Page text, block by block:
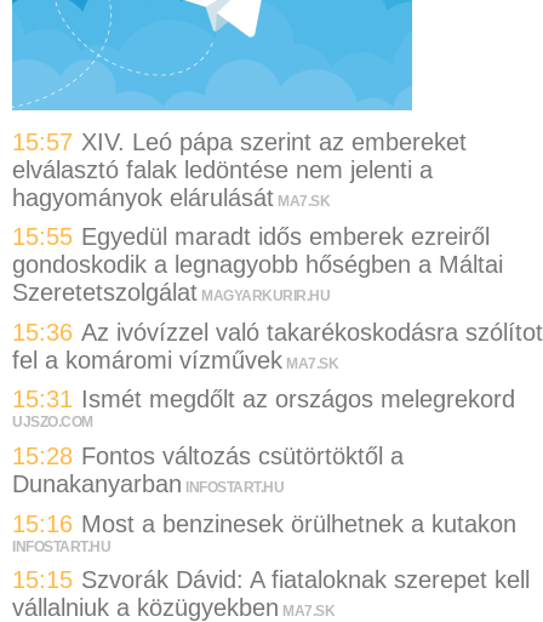
15:57 XIV. Leó pápa szerint az embereket
elválasztó falak ledöntése nem jelenti a
hagyományok elárulását MA7.SK
15:55 Egyedül maradt idős emberek ezreiről
gondoskodik a legnagyobb hőségben a Máltai
Szeretetszolgálat MAGYARKURIR.HU
15:36 Az ivóvízzel való takarékoskodásra
fel a komáromi vízművek MA7.SK
15:31 Ismét megdőlt az országos melegrekord
UJSZO.COM
15:28 Fontos változás csütörtöktől a
Dunakanyarban
INFOSTART.HU
15:16 Most a benzinesek örülhetnek a kutakon
INFOSTART.HU
15:15 Szvorák Dávid: A fiataloknak szerepet kell
vállalniuk a közügyekben MA7.SK